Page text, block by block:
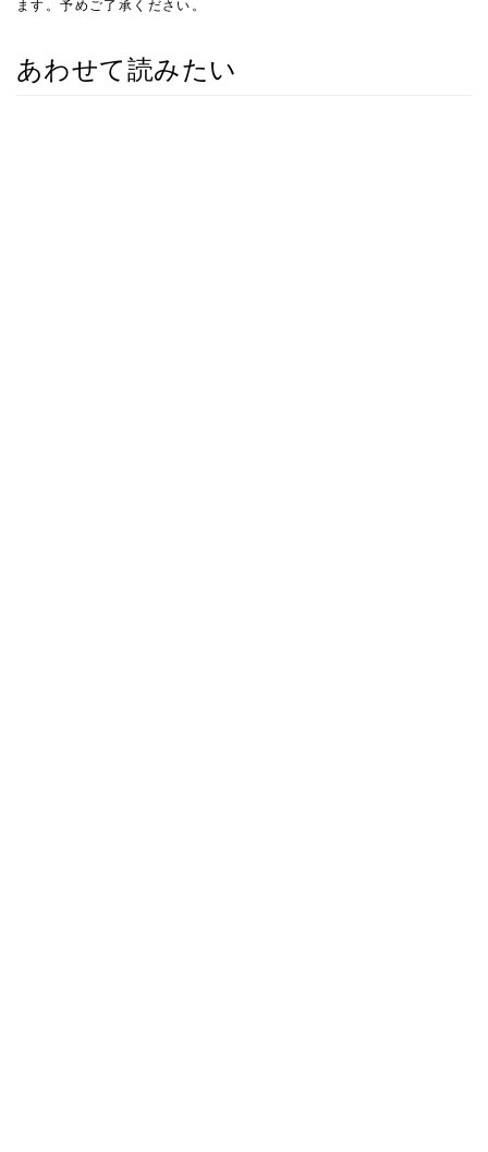
ます。予めご了承ください。
あわせて読みたい